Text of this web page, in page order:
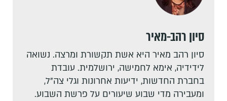
סיון רהב-מאיר
סיון רהב מאיר היא אשת תקשורת ומרצה. נשואה
לידידיה, אימא לחמישה, ירושלמית. עובדת
בחברת החדשות, ידיעות אחרונות וגלי צה"ל,
ומעבירה מדי שבוע שיעורים על פרשת השבוע.